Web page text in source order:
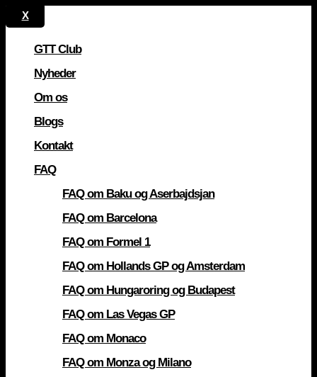
GTT Club
Nyheder
Om os
Blogs
Kontakt
FAQ
FAQ om Baku og Aserbajdsjan
FAQ om Barcelona
FAQ om Formel 1
FAQ om Hollands GP og Amsterdam
FAQ om Hungaroring og Budapest
FAQ om Las Vegas GP
FAQ om Monaco
FAQ om Monza og Milano